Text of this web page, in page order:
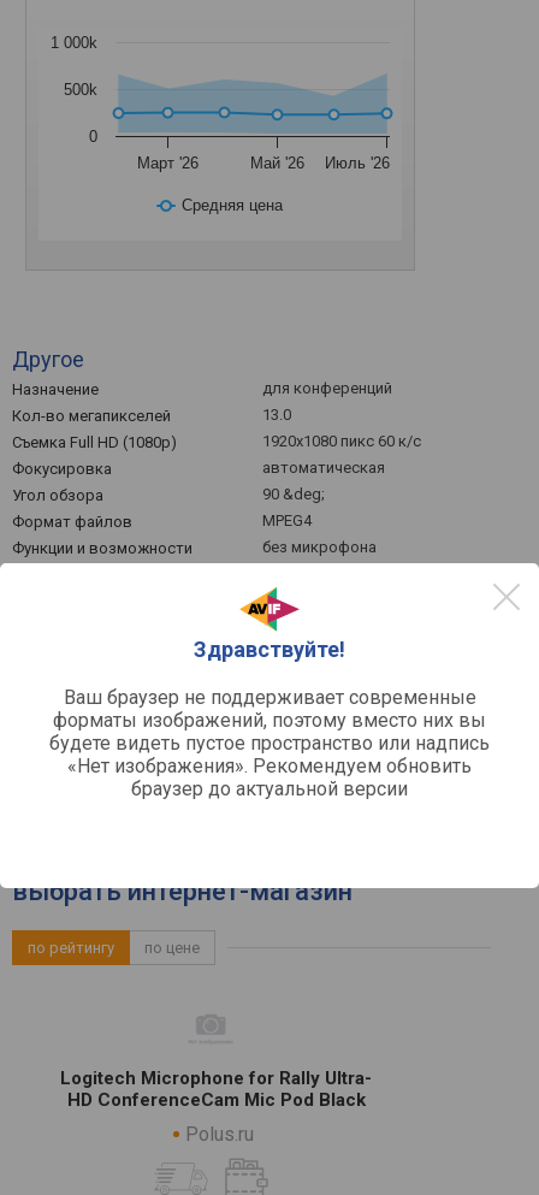
Здравствуйте!
Ваш браузер не поддерживает современные
форматы изображений, поэтому вместо них вы
будете видеть пустое пространство или надпись
«Нет изображения». Рекомендуем обновить
браузер до актуальной версии
Средняя цена
Март '26 Май '26 Июль '26
0
500k
1 000k
Другое
Назначение
для конференций
Кол-во мегапикселей
13.0
Съемка Full HD (1080p)
1920x1080 пикс 60 к/с
Фокусировка
автоматическая
Угол обзора
90 &deg;
Формат файлов
MPEG4
Функции и возможности
без микрофона
активности
сеть
съемный
Габариты
183x152x152 мм
Официальный сайт
logitech.com
выбрать интернет-магазин
по рейтингу по цене
Logitech Microphone for Rally Ultra-
HD ConferenceCam Mic Pod Black
Polus.ru